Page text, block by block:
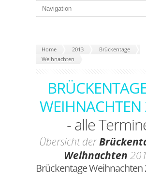
Home 2013
Brückentage
Weihnachten
- alle
Übersicht der
Weihnachten
Brückentage Weihnachten